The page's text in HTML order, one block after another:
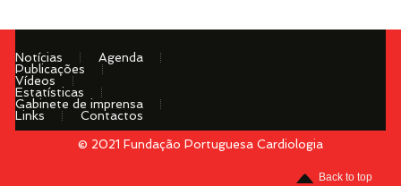
Notícias
Agenda
Publicações
Vídeos
Estatísticas
Gabinete de imprensa
Links
Contactos
© 2021 Fundação Portuguesa Cardiologia
Back to top